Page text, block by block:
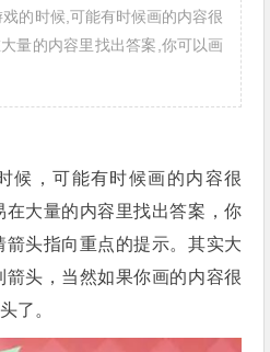
的时候,可能有时候画的内容很
量的内容里找出答案,你可以画
候，可能有时候画的内容很
大量的内容里找出答案，你
箭头指向重点的提示。其实大
头，当然如果你画的内容很
了。